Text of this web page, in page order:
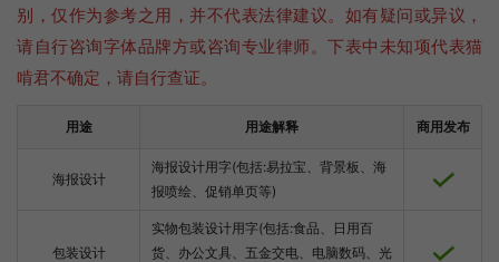
别，仅作为参考之用，并不代表法律建议。如有疑问或异议，
请自行咨询字体品牌方或咨询专业律师。下表中未知项代表猫
啃君不确定，请自行查证。
用途 用途解释 商用发布
海报设计
海报设计用字(包括:易拉宝、背景板、海
报喷绘、促销单页等)
包装设计
实物包装设计用字(包括:食品、日用百
货、办公文具、五金交电、电脑数码、光